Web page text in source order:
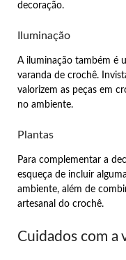
decoração.
Iluminação
A iluminação também é
varanda de crochê.
valorizem as peças em
no ambiente.
Plantas
Para complementar a
esqueça de incluir
ambiente, além de
artesanal do crochê.
Cuidados com a